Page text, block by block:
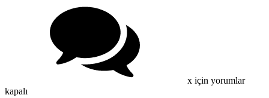
x için yorumlar
kapalı